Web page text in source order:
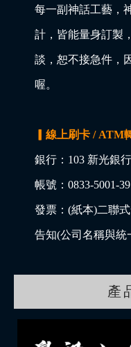
每一副神話工藝，
計，皆能量身訂製
談，恕不接急件，
喔。
▎線上刷卡 / ATM
銀行：103 新光銀行
帳號：0833-5001-
發票：(紙本)二聯
告知(公司名稱與統
產